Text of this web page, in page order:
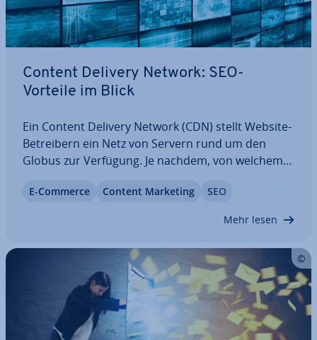
Content Delivery Network: SEO-
Vorteile im Blick
Ein Content Delivery Network (CDN) stellt Website-
Be­trei­bern ein Netz von Servern rund um den
Globus zur Verfügung. Je nachdem, von welchem
antwortet der nächst­ge­le­ge­ne Server und liefert
E-Commerce Content Marketing SEO
Mehr lesen